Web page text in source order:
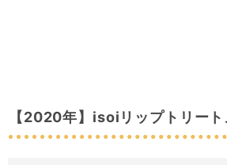
【2020年】isoiリップトリー